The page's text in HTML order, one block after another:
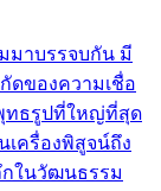
มาบรรจบกัน มี
ดของความเชื่อ
ทธรูปที่ใหญ่ที่สุด
เครื่องพิสูจน์ถึง
ในวัฒนธรรม